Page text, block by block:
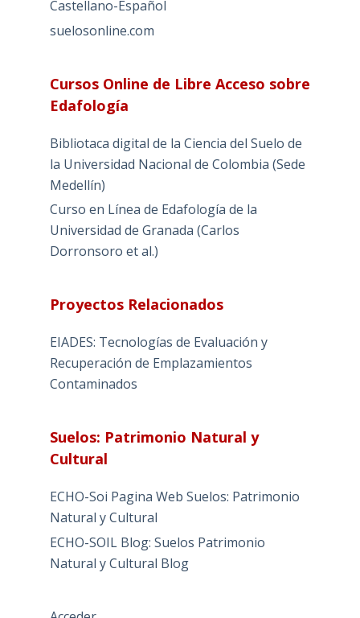
Castellano-Español
suelosonline.com
Cursos Online de Libre Acceso sobre
Edafología
Bibliotaca digital de la Ciencia del Suelo de
la Universidad Nacional de Colombia (Sede
Medellín)
Curso en Línea de Edafología de la
Universidad de Granada (Carlos
Dorronsoro et al.)
Proyectos Relacionados
EIADES: Tecnologías de Evaluación y
Recuperación de Emplazamientos
Contaminados
Suelos: Patrimonio Natural y
Cultural
ECHO-Soi Pagina Web Suelos: Patrimonio
Natural y Cultural
ECHO-SOIL Blog: Suelos Patrimonio
Natural y Cultural Blog